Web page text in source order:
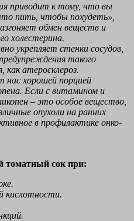
приводит к тому, что вы
пить, чтобы похудеть»,
обмен веществ и
холестерина.
укрепляет стенки сосудов,
такого
как атеросклероз.
нас хорошей порцией
Если с витамином и
– это особое вещество,
опухоли на ранних
в профилактике онко-
томатный сок при:
кислотности.